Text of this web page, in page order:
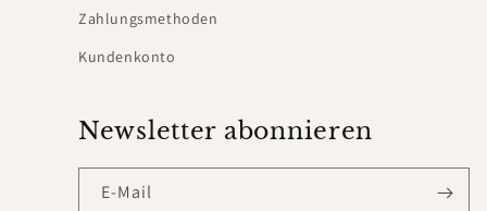
Zahlungsmethoden
Kundenkonto
Newsletter abonnieren
E-Mail